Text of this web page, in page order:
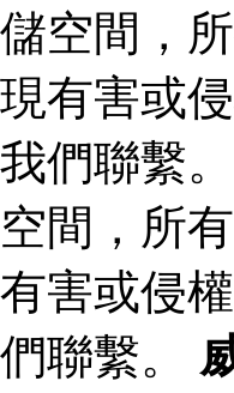
儲空間，
現有害或
我們聯繫。
空間，所
有害或侵
們聯繫。